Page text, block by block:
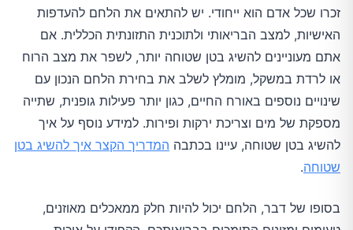
זכרו שכל אדם הוא ייחודי. יש להתאים את הלחם להעדפות
האישיות, למצב הבריאותי ולתוכנית התזונתית הכללית. אם
אתם מעוניינים להשיג בטן שטוחה יותר, לשפר את מצב הרוח
או לרדת במשקל, מומלץ לשלב את בחירת הלחם הנכון עם
שינויים נוספים באורח החיים, כגון יותר פעילות גופנית, שתייה
מספקת של מים וצריכת ירקות ופירות. למידע נוסף על איך
להשיג בטן שטוחה, עיינו בכתבה המדריך הקצר איך להשיג בטן
שטוחה.
בסופו של דבר, הלחם יכול להיות חלק ממאכלים מאוזנים,